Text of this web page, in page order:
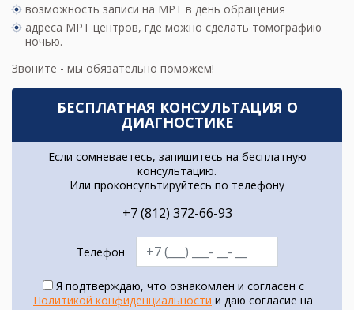
возможность записи на МРТ в день обращения
адреса МРТ центров, где можно сделать томографию
ночью.
Звоните - мы обязательно поможем!
БЕСПЛАТНАЯ КОНСУЛЬТАЦИЯ О
ДИАГНОСТИКЕ
Если сомневаетесь, запишитесь на бесплатную
консультацию.
Или проконсультируйтесь по телефону
+7 (812) 372-66-93
Телефон
Я подтверждаю, что ознакомлен и согласен с
Политикой конфиденциальности и даю согласие на